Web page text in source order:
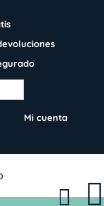
Mi cuenta